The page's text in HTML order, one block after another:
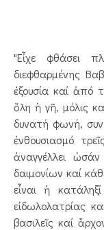
"Εἶχε φθάσει
διεφθαρμένης
ἐξουσία καί ἀπό
ὅλη ἡ γῆ, μόλις
δυνατή φωνή,
ἐνθουσιασμό
ἀναγγέλλει
δαιμονίων καί
εἶναι ἡ
εἰδωλολατρίας
βασιλεῖς καί